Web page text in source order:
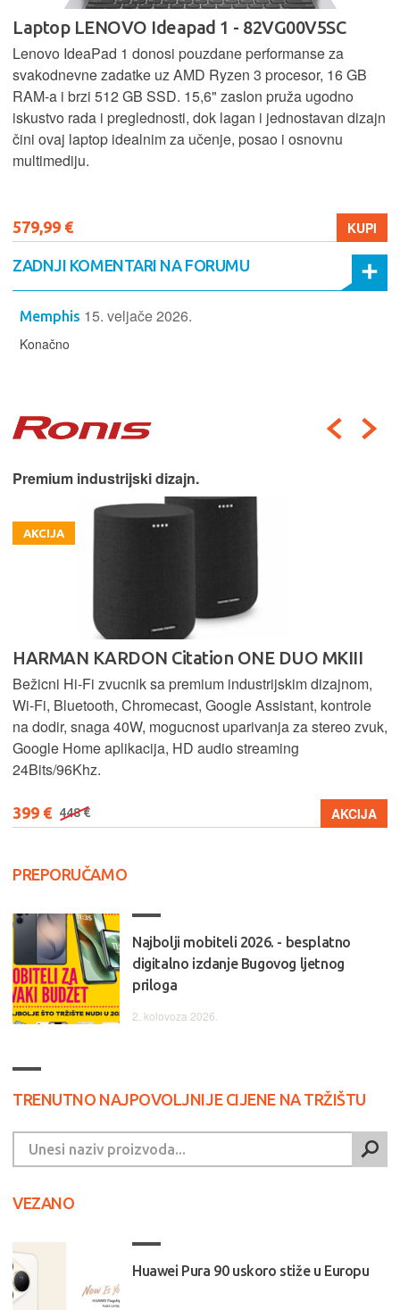
Laptop LENOVO Ideapad 1 - 82VG00V5SC
Lenovo IdeaPad 1 donosi pouzdane performanse za
svakodnevne zadatke uz AMD Ryzen 3 procesor, 16 GB
RAM-a i brzi 512 GB SSD. 15,6" zaslon pruža ugodno
iskustvo rada i preglednosti, dok lagan i jednostavan dizajn
čini ovaj laptop idealnim za učenje, posao i osnovnu
multimediju.
579,99 € KUPI
ZADNJI KOMENTARI NA FORUMU
Memphis 15. veljače 2026.
Konačno
Premium industrijski dizajn.
AKCIJA
HARMAN KARDON Citation ONE DUO MKIII
Bežicni Hi-Fi zvucnik sa premium industrijskim dizajnom,
Wi-Fi, Bluetooth, Chromecast, Google Assistant, kontrole
na dodir, snaga 40W, mogucnost uparivanja za stereo zvuk,
Google Home aplikacija, HD audio streaming
24Bits/96Khz.
399 € 448 € AKCIJA
PREPORUČAMO
Najbolji mobiteli 2026. - besplatno
digitalno izdanje Bugovog ljetnog
priloga
2. kolovoza 2026.
TRENUTNO NAJPOVOLJNIJE CIJENE NA TRŽIŠTU
VEZANO
Huawei Pura 90 uskoro stiže u Europu